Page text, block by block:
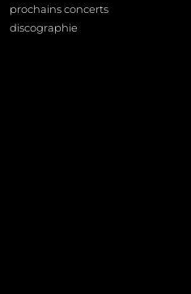
prochains concerts
discographie